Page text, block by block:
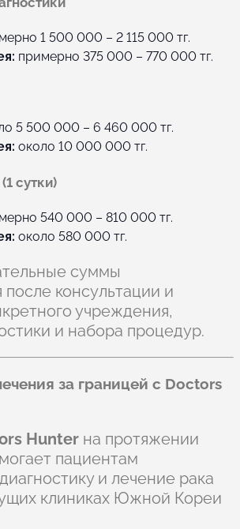
1 500 000 – 2 115 000 тг.
примерно 375 000 – 770 000 тг.
5 500 000 – 6 460 000 тг.
около 10 000 000 тг.
сутки)
540 000 – 810 000 тг.
около 580 000 тг.
суммы
консультации и
учреждения,
и набора процедур.
за границей с Doctors
Hunter на протяжении
пациентам
и лечение рака
клиниках Южной Кореи